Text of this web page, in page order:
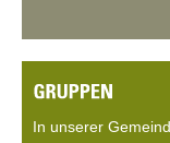
In unserer